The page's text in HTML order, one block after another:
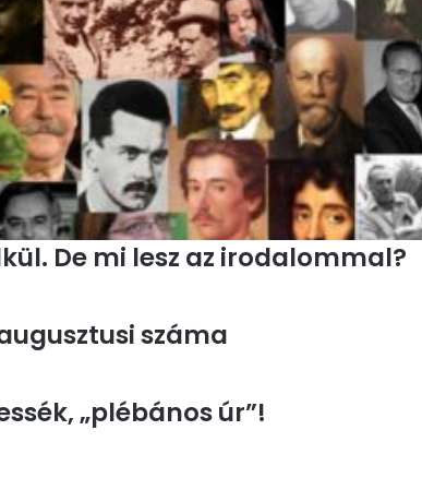
De mi lesz az irodalommal?
augusztusi száma
„plébános úr”!